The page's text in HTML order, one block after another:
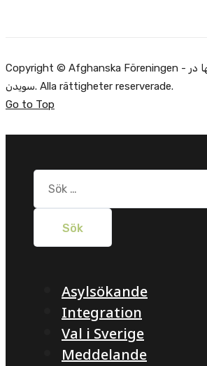
Copyright © Afghanska Föreningen - انجمن افغانها در
سویدن. Alla rättigheter reserverade.
Go to Top
Sök
efter:
Asylsökande
Integration
Val i Sverige
Meddelande